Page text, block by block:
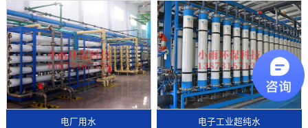
电厂用水 电子工业超纯水